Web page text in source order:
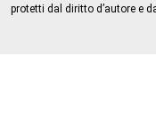
protetti dal diritto d’autore e